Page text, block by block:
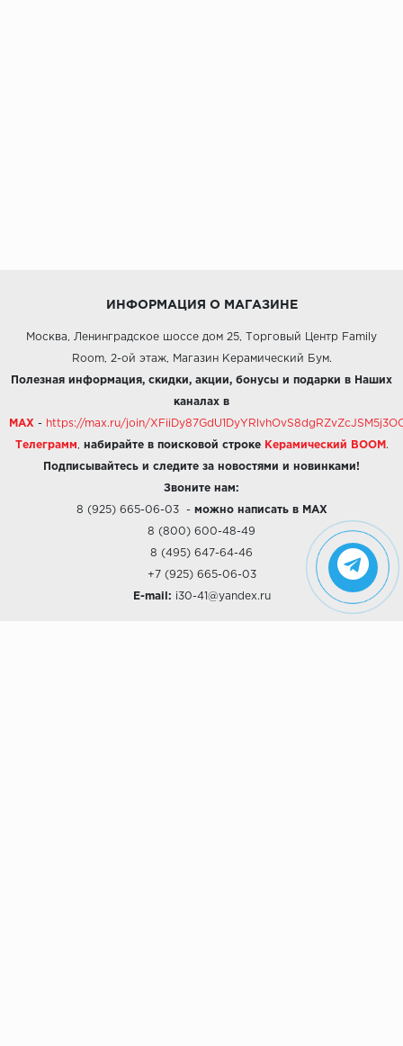
ИНФОРМАЦИЯ О МАГАЗИНЕ
Москва, Ленинградское шоссе дом 25, Торговый Центр Family
Room, 2-ой этаж, Магазин Керамический Бум.
Полезная информация, скидки, акции, бонусы и подарки в Наших
каналах в
MAX - https://max.ru/join/
Телеграмм набирайте в поисковой строке Керамический BOOM .
Подписывайтесь и следите за новостями и новинками!
Звоните нам:
8 (925) 665-06-03- можно написать в MAX
8 (800) 600-48-49
8 (495) 647-64-46
+7 (925) 665-06-03
E-mail: i30-41@yandex.ru